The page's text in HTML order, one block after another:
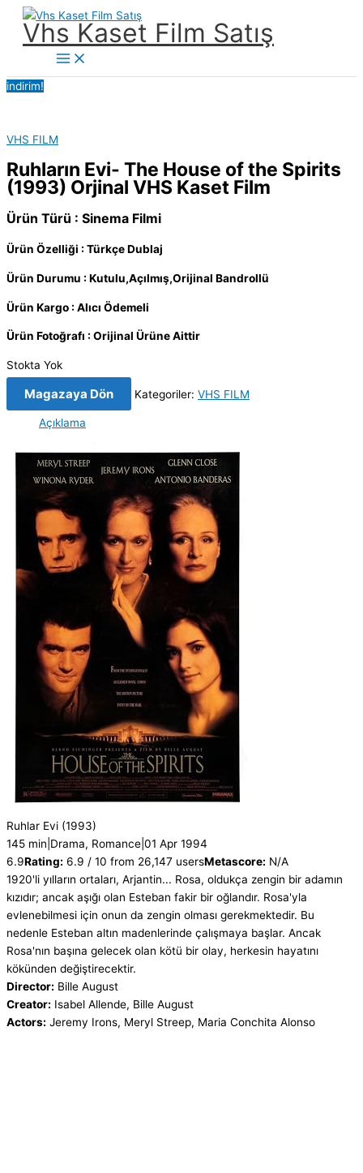
İçeriğe
Vhs Kaset Film Satış
Main
Menu
indirim!
VHS FILM
Ruhların Evi- The House of the Spirits
(1993) Orjinal VHS Kaset Film
Ürün Türü : Sinema Filmi
Ürün Özelliği : Türkçe Dublaj
Ürün Durumu : Kutulu,Açılmış,Orijinal Bandrollü
Ürün Kargo : Alıcı Ödemeli
Ürün Fotoğrafı : Orijinal Ürüne Aittir
Stokta Yok
Magazaya Dön Kategoriler: VHS FILM
Açıklama
Ruhlar Evi (1993)
145 min Drama, Romance 01 Apr 1994
6.9Rating: 6.9 / 10 from 26,147 usersMetascore: N/A
1920'li yılların ortaları, Arjantin... Rosa, oldukça zengin bir adamın
kızıdır; ancak aşığı olan Esteban fakir bir oğlandır. Rosa'yla
evlenebilmesi için onun da zengin olması gerekmektedir. Bu
nedenle Esteban altın madenlerinde çalışmaya başlar. Ancak
Rosa'nın başına gelecek olan kötü bir olay, herkesin hayatını
kökünden değiştirecektir.
Director: Bille August
Creator: Isabel Allende, Bille August
Actors: Jeremy Irons, Meryl Streep, Maria Conchita Alonso